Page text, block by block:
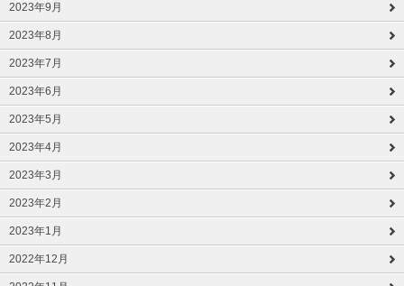
2023年9月
2023年8月
2023年7月
2023年6月
2023年5月
2023年4月
2023年3月
2023年2月
2023年1月
2022年12月